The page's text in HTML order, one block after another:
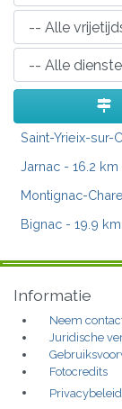
Saint-Yrieix-sur-
Jarnac - 16.2 km
Montignac-
Bignac - 19.9 km
Informatie
Neem
Juridische
Fotocredits
Privacybeleid